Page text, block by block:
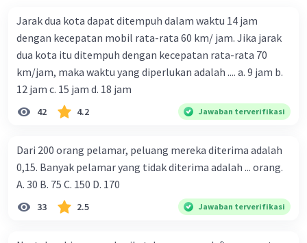
Jarak dua kota dapat ditempuh dalam waktu 14 jam
dengan kecepatan mobil rata-rata 60 km/ jam. Jika jarak
dua kota itu ditempuh dengan kecepatan rata-rata 70
km/jam, maka waktu yang diperlukan adalah .... a. 9 jam b.
12 jam c. 15 jam d. 18 jam
42 4.2 Jawaban terverifikasi
Dari 200 orang pelamar, peluang mereka diterima adalah
0,15. Banyak pelamar yang tidak diterima adalah ... orang.
A. 30 B. 75 C. 150 D. 170
33 2.5 Jawaban terverifikasi